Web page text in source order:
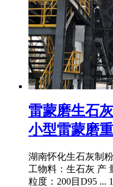
雷蒙磨生石
小型雷蒙磨
湖南怀化生石灰制
工物料：生石灰 产
粒度：200目D95 ...